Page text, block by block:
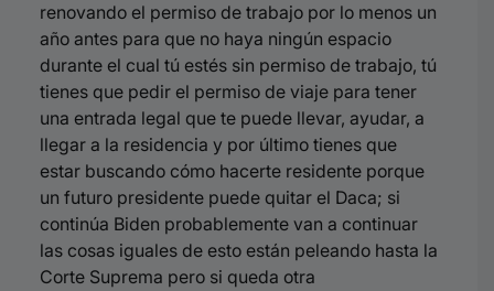
renovando el permiso de trabajo por lo menos un
año antes para que no haya ningún espacio
durante el cual tú estés sin permiso de trabajo, tú
tienes que pedir el permiso de viaje para tener
una entrada legal que te puede llevar, ayudar, a
llegar a la residencia y por último tienes que
estar buscando cómo hacerte residente porque
un futuro presidente puede quitar el Daca; si
continúa Biden probablemente van a continuar
las cosas iguales de esto están peleando hasta la
Corte Suprema pero si queda otra